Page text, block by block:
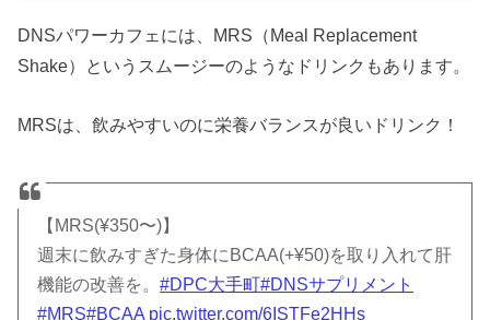
DNSパワーカフェには、MRS（Meal Replacement
Shake）というスムージーのようなドリンクもあります。
MRSは、飲みやすいのに栄養バランスが良いドリンク！
【MRS(¥350〜)】
週末に飲みすぎた身体にBCAA(+¥50)を取り入れて肝
機能の改善を。#DPC大手町#DNSサプリメント
#MRS#BCAA pic.twitter.com/6ISTFe2HHs